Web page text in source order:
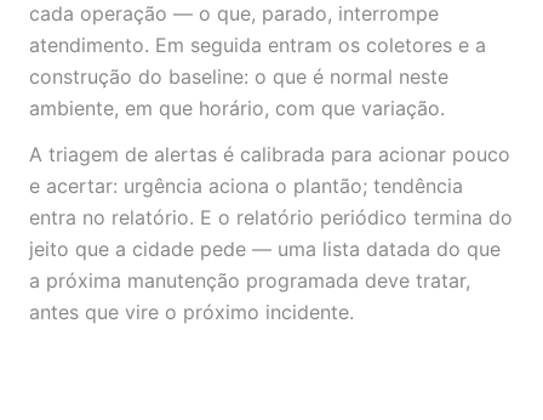
cada operação — o que, parado, interrompe
atendimento. Em seguida entram os coletores e a
construção do baseline: o que é normal neste
ambiente, em que horário, com que variação.
A triagem de alertas é calibrada para acionar pouco
e acertar: urgência aciona o plantão; tendência
entra no relatório. E o relatório periódico termina do
jeito que a cidade pede — uma lista datada do que
a próxima manutenção programada deve tratar,
antes que vire o próximo incidente.